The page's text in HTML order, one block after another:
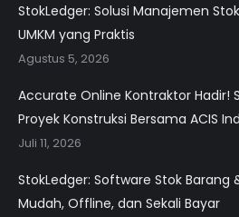
StokLedger: Solusi Manajemen
UMKM yang Praktis
Agustus 5, 2026
Accurate Online Kontraktor Hadir!
Proyek Konstruksi Bersama ACIS
Juli 11, 2026
StokLedger: Software Stok Barang
Mudah, Offline, dan Sekali Bayar